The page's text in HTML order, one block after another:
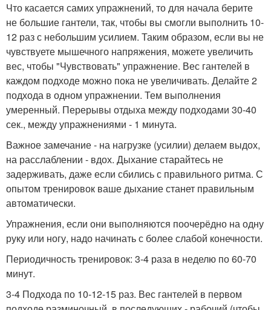
Что касается самих упражнений, то для начала берите
не большие гантели, так, чтобы вы смогли выполнить 10-
12 раз с небольшим усилием. Таким образом, если вы не
чувствуете мышечного напряжения, можете увеличить
вес, чтобы "Чувствовать" упражнение. Вес гантелей в
каждом подходе можно пока не увеличивать. Делайте 2
подхода в одном упражнении. Тем выполнения
умеренный. Перерывы отдыха между подходами 30-40
сек., между упражнениями - 1 минута.
Важное замечание - на нагрузке (усилии) делаем выдох,
на расслаблении - вдох. Дыхание старайтесь не
задерживать, даже если сбились с правильного ритма. С
опытом тренировок ваше дыхание станет правильным
автоматически.
Упражнения, если они выполняются поочерёдно на одну
руку или ногу, надо начинать с более слабой конечности.
Периодичность тренировок: 3-4 раза в неделю по 60-70
минут.
3-4 Подхода по 10-12-15 раз. Вес гантелей в первом